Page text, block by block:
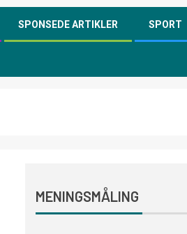
SPONSEDE ARTIKLER SPORT
MENINGSMÅLING